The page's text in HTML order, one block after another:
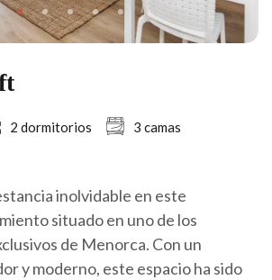
2 dormitorios
3 camas
inolvidable en este
situado en uno de los
de Menorca. Con un
y moderno, este espacio ha sido